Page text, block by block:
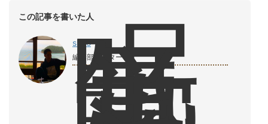
この記事を書いた人
shiro
編集部ライター
眠
気